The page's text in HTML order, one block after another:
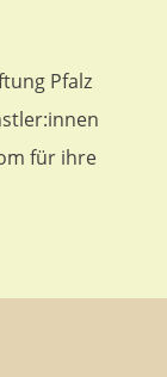
Pfalz
für ihre